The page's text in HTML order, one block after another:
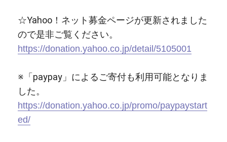
☆Yahoo！ネット募金ページが更新されました
ので是非ご覧ください。
https://donation.yahoo.co.jp/detail/5105001
※「paypay」によるご寄付も利用可能となりま
した。
https://donation.yahoo.co.jp/promo/paypaystart
ed/